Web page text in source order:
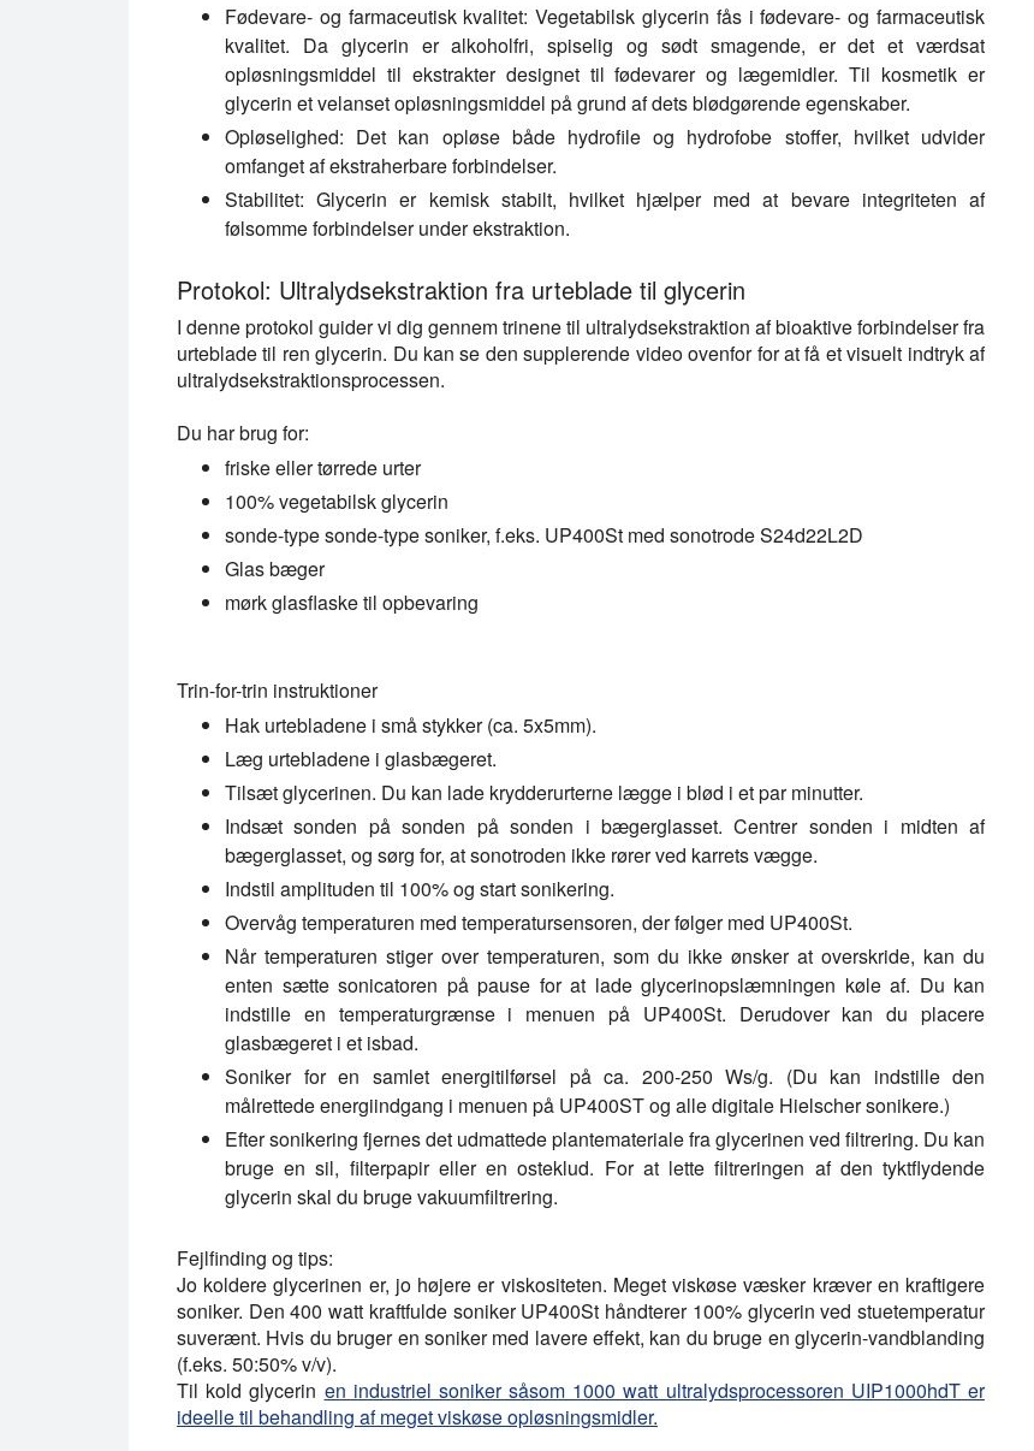
Fødevare- og farmaceutisk kvalitet: Vegetabilsk glycerin fås i fødevare- og farmaceutisk
kvalitet. Da glycerin er alkoholfri, spiselig og sødt smagende, er det et værdsat
opløsningsmiddel til ekstrakter designet til fødevarer og lægemidler. Til kosmetik er
glycerin et velanset opløsningsmiddel på grund af dets blødgørende egenskaber.
Opløselighed: Det kan opløse både hydrofile og hydrofobe stoffer, hvilket udvider
omfanget af ekstraherbare forbindelser.
Stabilitet: Glycerin er kemisk stabilt, hvilket hjælper med at bevare integriteten af
følsomme forbindelser under ekstraktion.
Protokol: Ultralydsekstraktion fra urteblade til glycerin
I denne protokol guider vi dig gennem trinene til ultralydsekstraktion af bioaktive forbindelser fra
urteblade til ren glycerin. Du kan se den supplerende video ovenfor for at få et visuelt indtryk af
ultralydsekstraktionsprocessen.
Du har brug for:
friske eller tørrede urter
100% vegetabilsk glycerin
sonde-type sonde-type soniker, f.eks. UP400St med sonotrode S24d22L2D
Glas bæger
mørk glasflaske til opbevaring
Trin-for-trin instruktioner
Hak urtebladene i små stykker (ca. 5x5mm).
Læg urtebladene i glasbægeret.
Tilsæt glycerinen. Du kan lade krydderurterne lægge i blød i et par minutter.
Indsæt sonden på sonden på sonden i bægerglasset. Centrer sonden i midten af
bægerglasset, og sørg for, at sonotroden ikke rører ved karrets vægge.
Indstil amplituden til 100% og start sonikering.
Overvåg temperaturen med temperatursensoren, der følger med UP400St.
Når temperaturen stiger over temperaturen, som du ikke ønsker at overskride, kan du
enten sætte sonicatoren på pause for at lade glycerinopslæmningen køle af. Du kan
indstille en temperaturgrænse i menuen på UP400St. Derudover kan du placere
glasbægeret i et isbad.
Soniker for en samlet energitilførsel på ca. 200-250 Ws/g. (Du kan indstille den
målrettede energiindgang i menuen på UP400ST og alle digitale Hielscher sonikere.)
Efter sonikering fjernes det udmattede plantemateriale fra glycerinen ved filtrering. Du kan
bruge en sil, filterpapir eller en osteklud. For at lette filtreringen af den tyktflydende
glycerin skal du bruge vakuumfiltrering.
Fejlfinding og tips:
Jo koldere glycerinen er, jo højere er viskositeten. Meget viskøse væsker kræver en kraftigere
soniker. Den 400 watt kraftfulde soniker UP400St håndterer 100% glycerin ved stuetemperatur
suverænt. Hvis du bruger en soniker med lavere effekt, kan du bruge en glycerin-vandblanding
(f.eks. 50:50% v/v).
Til kold glycerin en industriel soniker såsom 1000 watt ultralydsprocessoren UIP1000hdT er
ideelle til behandling af meget viskøse opløsningsmidler.